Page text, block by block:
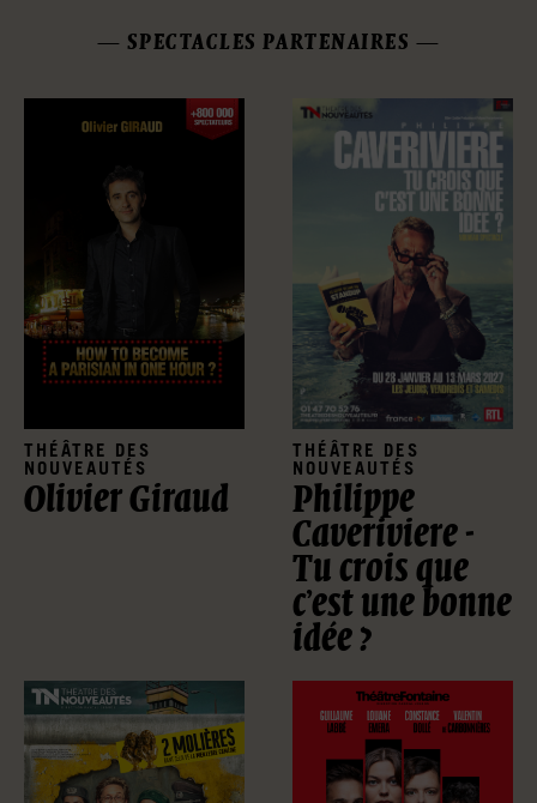
SPECTACLES PARTENAIRES
THÉÂTRE DES
NOUVEAUTÉS
Olivier Giraud
THÉÂTRE DES
NOUVEAUTÉS
Philippe
Caveriviere -
Tu crois que
c’est une bonne
idée ?